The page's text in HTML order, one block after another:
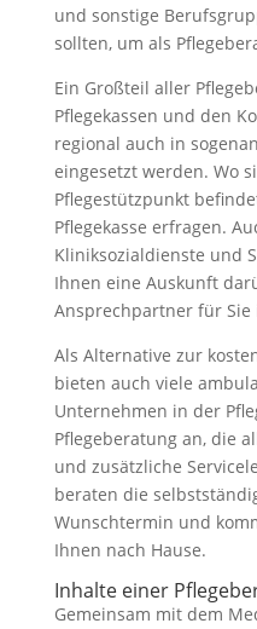
und sonstige
sollten, um als
Ein Großteil aller
Pflegekassen und den
regional auch in
eingesetzt werden. Wo
Pflegestützpunkt
Pflegekasse erfragen.
Kliniksozialdienste und
Ihnen eine Auskunft
Ansprechpartner für
Als Alternative zur
bieten auch viele
Unternehmen in der
Pflegeberatung an, die
und zusätzliche
beraten die
Wunschtermin und
Ihnen nach Hause.
Inhalte einer
Gemeinsam mit dem